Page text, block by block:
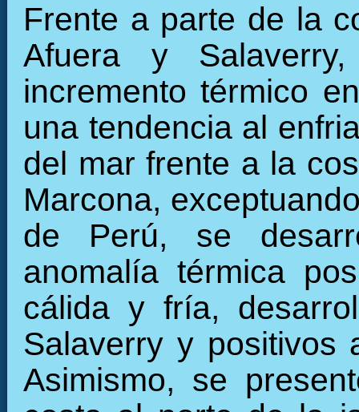
Frente a parte de la
Afuera y
incremento térmico
una tendencia al
del mar frente a la
Marcona,
de Perú, se
anomalía térmica
cálida y fría,
Salaverry y positivos
Asimismo, se